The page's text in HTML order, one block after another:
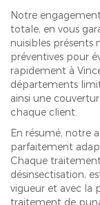
Notre
totale, en vous
nuisibles présents
préventives pour
rapidement à
départements
ainsi une
chaque client.
En résumé, notre
parfaitement
Chaque
désinsectisation,
vigueur et avec la
traitement de